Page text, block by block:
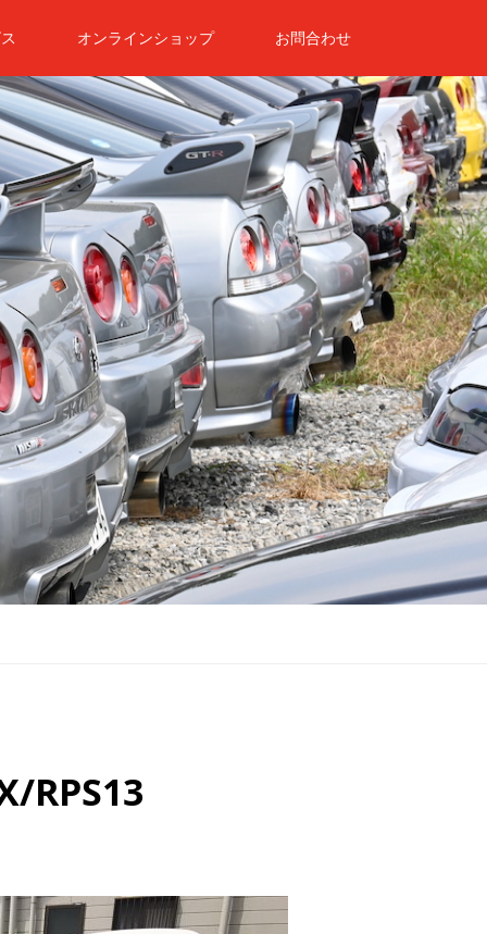
オンラインショップ お問合わせ
RPS13